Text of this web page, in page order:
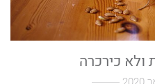
כירכרה